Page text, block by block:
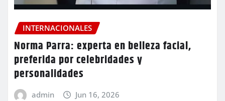
INTERNACIONALES
Norma Parra: experta en belleza facial,
preferida por celebridades y
personalidades
admin Jun 16, 2026